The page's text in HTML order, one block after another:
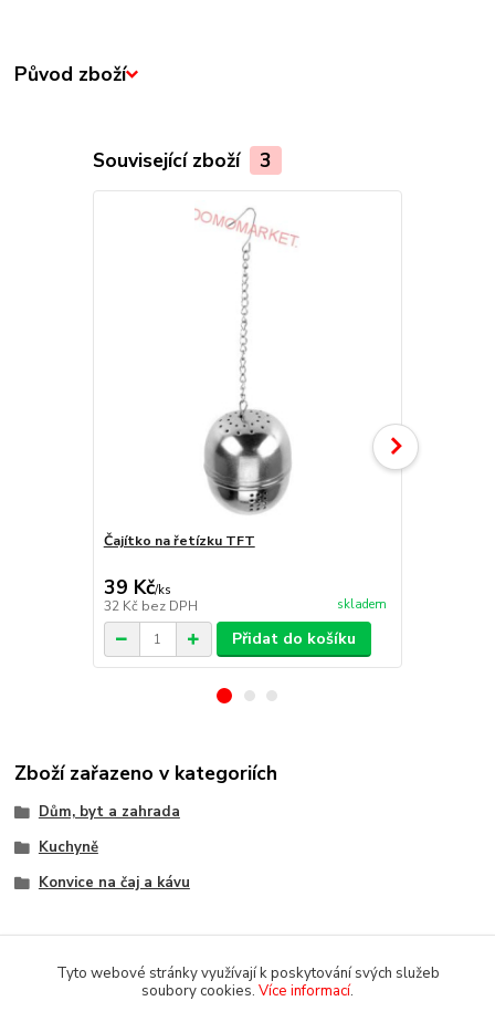
Původ zboží
Související zboží 3
Čajítko na řetízku TFT
39 Kč/ks
32 Kč bez DPH skladem
Přidat do košíku
Zboží zařazeno v kategoriích
Dům, byt a zahrada
Kuchyně
Konvice na čaj a kávu
Tyto webové stránky využívají k poskytování svých služeb
soubory cookies. Více informací.